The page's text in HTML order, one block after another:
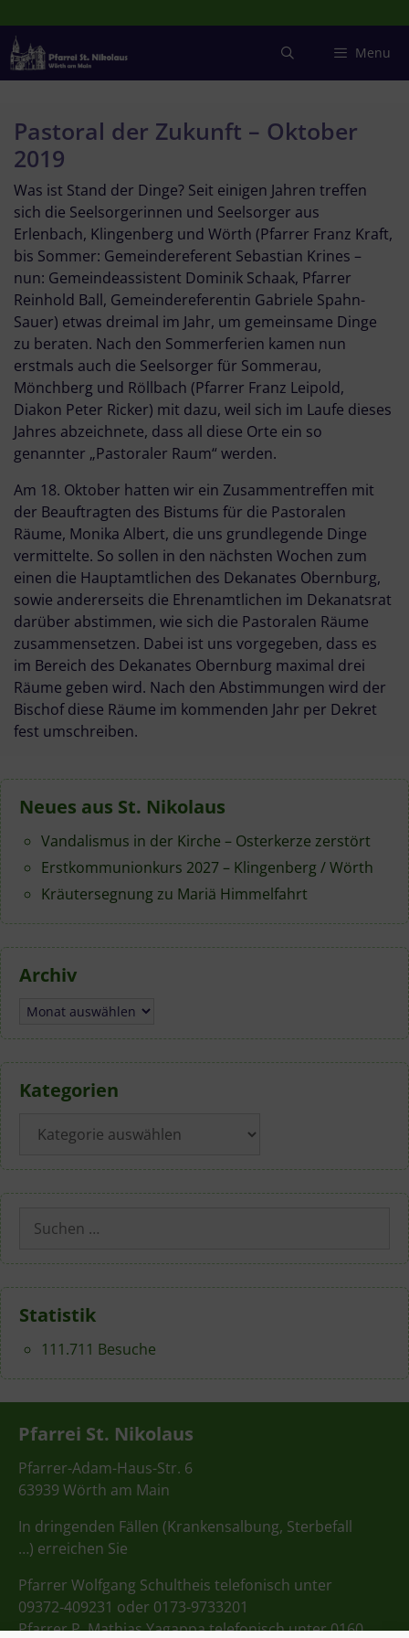
Inhalt
springen
Menu
Pastoral der Zukunft – Oktober
2019
Was ist Stand der Dinge? Seit einigen Jahren treffen
sich die Seelsorgerinnen und Seelsorger aus
Erlenbach, Klingenberg und Wörth (Pfarrer Franz Kraft,
bis Sommer: Gemeindereferent Sebastian Krines –
nun: Gemeindeassistent Dominik Schaak, Pfarrer
Reinhold Ball, Gemeindereferentin Gabriele Spahn-
Sauer) etwas dreimal im Jahr, um gemeinsame Dinge
zu beraten. Nach den Sommerferien kamen nun
erstmals auch die Seelsorger für Sommerau,
Mönchberg und Röllbach (Pfarrer Franz Leipold,
Diakon Peter Ricker) mit dazu, weil sich im Laufe dieses
Jahres abzeichnete, dass all diese Orte ein so
genannter „Pastoraler Raum“ werden.
Am 18. Oktober hatten wir ein Zusammentreffen mit
der Beauftragten des Bistums für die Pastoralen
Räume, Monika Albert, die uns grundlegende Dinge
vermittelte. So sollen in den nächsten Wochen zum
einen die Hauptamtlichen des Dekanates Obernburg,
sowie andererseits die Ehrenamtlichen im Dekanatsrat
darüber abstimmen, wie sich die Pastoralen Räume
zusammensetzen. Dabei ist uns vorgegeben, dass es
im Bereich des Dekanates Obernburg maximal drei
Räume geben wird. Nach den Abstimmungen wird der
Bischof diese Räume im kommenden Jahr per Dekret
fest umschreiben.
Neues aus St. Nikolaus
Vandalismus in der Kirche – Osterkerze zerstört
Erstkommunionkurs 2027 – Klingenberg / Wörth
Kräutersegnung zu Mariä Himmelfahrt
Archiv
Archiv
Kategorien
Suchen
nach:
Statistik
111.711 Besuche
Pfarrei St. Nikolaus
Pfarrer-Adam-Haus-Str. 6
63939 Wörth am Main
In dringenden Fällen (Krankensalbung, Sterbefall
…) erreichen Sie
Pfarrer Wolfgang Schultheis telefonisch unter
09372-409231 oder 0173-9733201
Pfarrer P. Mathias Yagappa telefonisch unter 0160